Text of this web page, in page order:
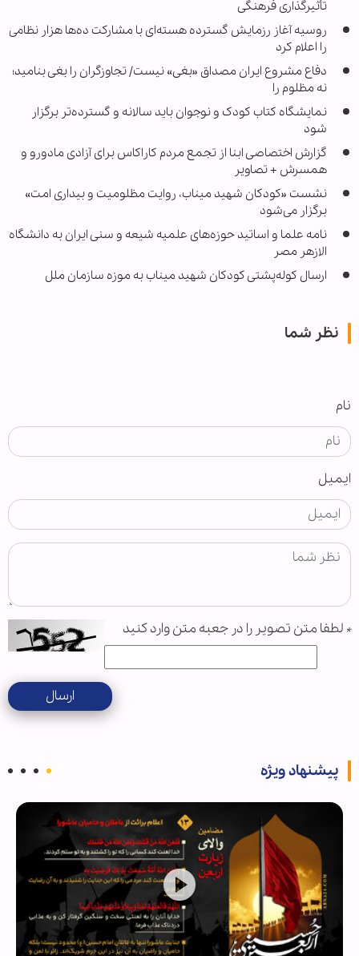
تأثیرگذاری فرهنگی
روسیه آغاز رزمایش گسترده هسته‌ای با مشارکت ده‌ها هزار نظامی
را اعلام کرد
دفاع مشروع ایران مصداق «بغی» نیست/ تجاوزگران را بغی بنامید؛
نه مظلوم را
نمایشگاه کتاب کودک و نوجوان باید سالانه و گسترده‌تر برگزار
شود
گزارش اختصاصی ابنا از تجمع مردم کاراکاس برای آزادی مادورو و
همسرش + تصاویر
نشست «کودکان شهید میناب، روایت مظلومیت و بیداری امت»
برگزار می‌شود
نامه علما و اساتید حوزه‌های علمیه شیعه و سنی ایران به دانشگاه
الازهر مصر
ارسال کوله‌پشتی کودکان شهید میناب به موزه سازمان ملل
نظر شما
نام
ایمیل
* لطفا متن تصویر را در جعبه متن وارد کنید
ارسال
پیشنهاد ویژه